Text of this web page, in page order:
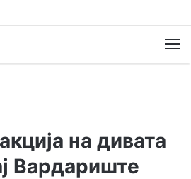
без пивка вода
на дивата
Вардариште